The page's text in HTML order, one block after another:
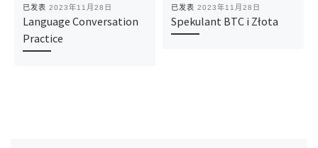
已发表 2023年11月28日
Language Conversation
Practice
已发表 2023年11月28日
Spekulant BTC i Złota